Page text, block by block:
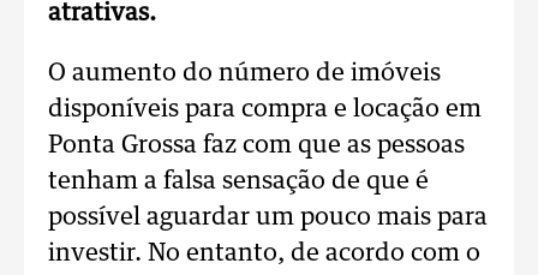
atrativas.
O aumento do número de imóveis
disponíveis para compra e locação em
Ponta Grossa faz com que as pessoas
tenham a falsa sensação de que é
possível aguardar um pouco mais para
investir. No entanto, de acordo com o